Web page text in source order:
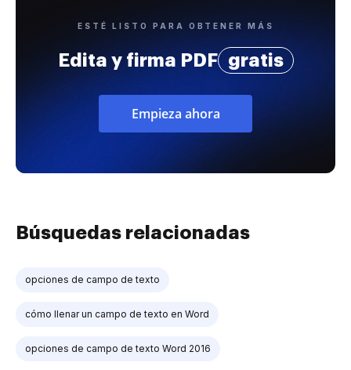
ESTÉ LISTO PARA OBTENER MÁS
Edita y firma PDF gratis
Empieza ahora
Búsquedas relacionadas
opciones de campo de texto
cómo llenar un campo de texto en Word
opciones de campo de texto Word 2016